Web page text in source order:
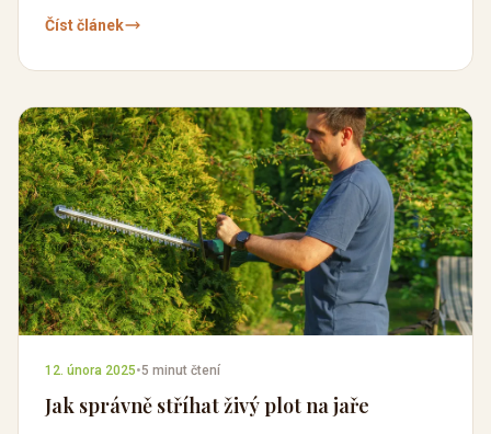
Číst článek
12. února 2025•5 minut čtení
Jak správně stříhat živý plot na jaře